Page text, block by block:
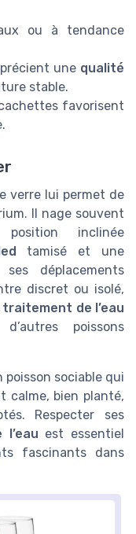
ou à tendance
une qualité
stable.
favorisent
verre lui permet de
Il nage souvent
inclinée
tamisé et une
déplacements
discret ou isolé,
traitement de l’eau
poissons
poisson sociable qui
calme, bien planté,
Respecter ses
est essentiel
fascinants dans